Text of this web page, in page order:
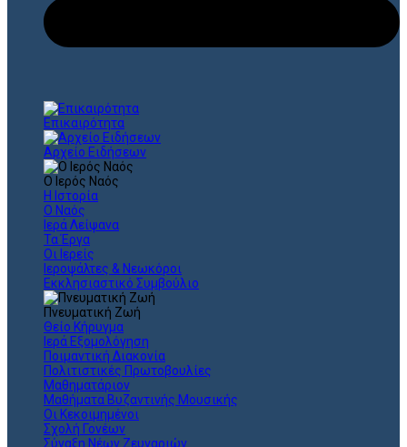
Επικαιρότητα
Αρχείο Ειδήσεων
Ο Ιερός Ναός
Η Ιστορία
Ο Ναός
Ιερά Λείψανα
Τα Έργα
Οι Ιερείς
Ιεροψάλτες & Νεωκόροι
Εκκλησιαστικό Συμβούλιο
Πνευματική Ζωή
Θείο Κήρυγμα
Ιερά Εξομολόγηση
Ποιμαντική Διακονία
Πολιτιστικές Πρωτοβουλίες
Μαθηματάριον
Μαθήματα Βυζαντινής Μουσικής
Οι Κεκοιμημένοι
Σχολή Γονέων
Σύναξη Νέων Ζευγαριών